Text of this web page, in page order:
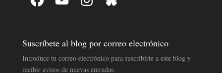
Suscríbete al blog por correo electrónico
Introduce tu correo electrónico para suscribirte a este blog y
recibir avisos de nuevas entradas.